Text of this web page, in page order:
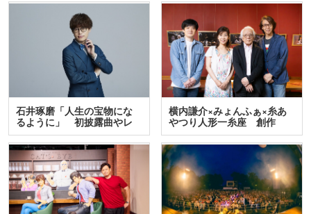
石井琢磨「人生の宝物にな
るように」 初披露曲やレ
ア…
横内謙介×みょんふぁ×糸あ
やつり人形一糸座 創作
人…